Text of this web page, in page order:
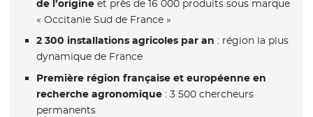
de l’origineet près de 16 000 produits sous marque
« Occitanie Sud de France »
2 300 installations agricoles par an : région la plus
dynamique de France
Première région française et européenne en
recherche agronomique: 3 500 chercheurs
permanents